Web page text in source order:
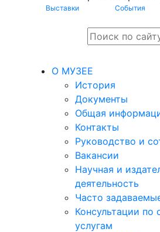
Выставки События
О МУЗЕЕ
История
Документы
Общая
Контакты
Руководство и
Вакансии
Научная и
деятельность
Часто
Консультации
услугам